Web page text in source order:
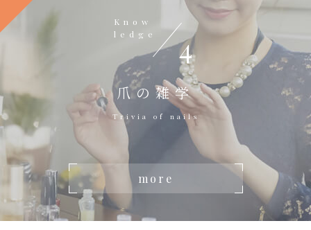
Know
ledge
4
爪の雑学
Trivia of nails
more